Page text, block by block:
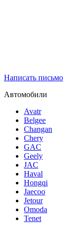
Написать письмо
Автомобили
Avatr
Belgee
Changan
Chery
GAC
Geely
JAC
Haval
Hongqi
Jaecoo
Jetour
Omoda
Tenet